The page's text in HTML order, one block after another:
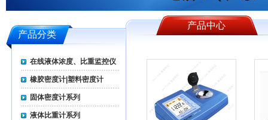
产品分类
在线液体浓度、比重监控仪
橡胶密度计|塑料密度计
固体密度计系列
液体比重计系列
产品中心